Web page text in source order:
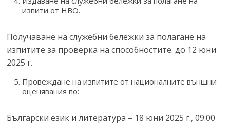
изпити от НВО.
Получаване на служебни бележки за полагане на
изпитите за проверка на способностите. до 12 юни
2025 г.
Провеждане на изпитите от националните външни
оценявания по:
Български език и литература – 18 юни 2025 г., 09:00